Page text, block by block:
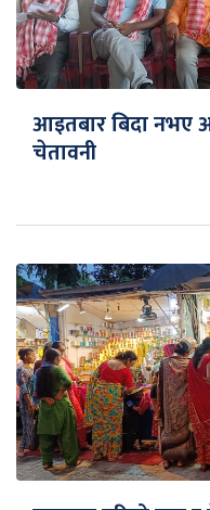
आइतबार बिदा नभए
चेतावनी